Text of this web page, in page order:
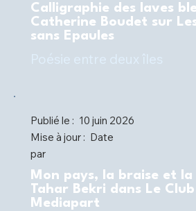
Calligraphie des laves
Catherine Boudet sur
sans Epaules
Publié le : 10 juin 2026
Mise à jour : Date
par
Mon pays, la braise et
Tahar Bekri dans Le
Mediapart